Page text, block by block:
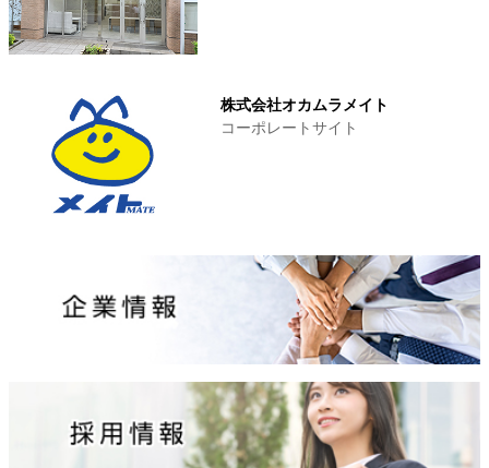
株式会社オカムラメイト
コーポレートサイト